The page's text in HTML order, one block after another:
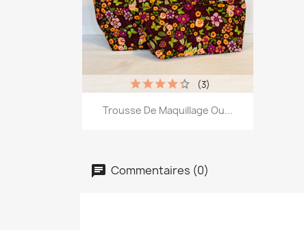
Aperçu rapide
Trousse De Maquillage Ou...
(3)
Commentaires (0)